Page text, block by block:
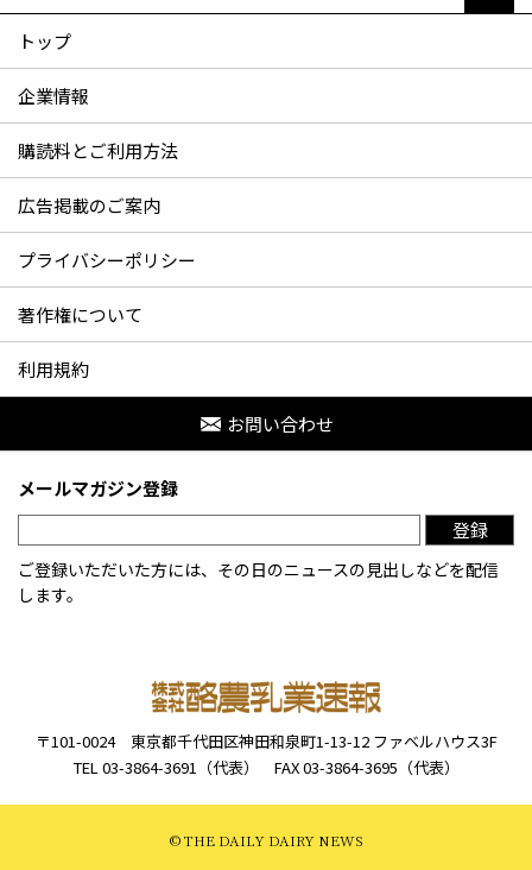
トップ
企業情報
購読料とご利用方法
広告掲載のご案内
プライバシーポリシー
著作権について
利用規約
お問い合わせ
〒101-0024 東京都千代田区神田和泉町1-13-12 ファベルハウス3F
TEL 03-3864-3691（代表）
FAX 03-3864-3695（代表）
メールマガジン登録
登録
ご登録いただいた方には、その日のニュースの見出しなどを配信
します。
© THE DAILY DAIRY NEWS